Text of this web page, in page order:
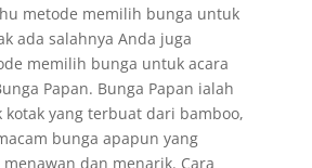
metode memilih bunga untuk
ada salahnya Anda juga
memilih bunga untuk acara
Papan. Bunga Papan ialah
yang terbuat dari bamboo,
bunga apapun yang
dan menarik. Cara